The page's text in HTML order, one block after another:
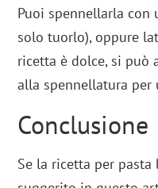
Puoi spennellarla
solo tuorlo), oppure
ricetta è dolce, si può
alla spennellatura
Conclusione
Se la ricetta per